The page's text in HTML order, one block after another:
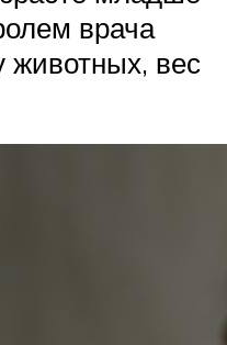
врача
животных, вес